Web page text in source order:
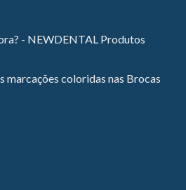
- NEWDENTAL Produtos
marcações coloridas nas Brocas